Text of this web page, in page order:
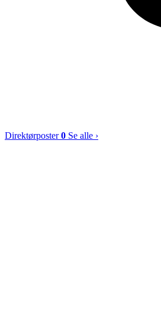
Direktørposter0 Se alle ›